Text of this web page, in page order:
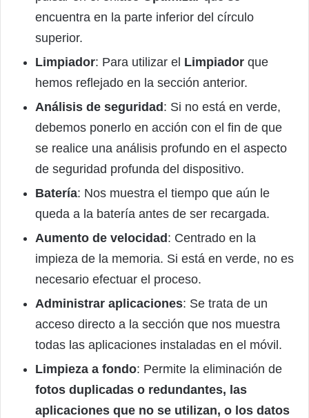
encuentra en la parte inferior del círculo
superior.
Limpiador: Para utilizar el Limpiador que
hemos reflejado en la sección anterior.
Análisis de seguridad: Si no está en verde,
debemos ponerlo en acción con el fin de que
se realice una análisis profundo en el aspecto
de seguridad profunda del dispositivo.
Batería: Nos muestra el tiempo que aún le
queda a la batería antes de ser recargada.
Aumento de velocidad: Centrado en la
impieza de la memoria. Si está en verde, no es
necesario efectuar el proceso.
Administrar aplicaciones: Se trata de un
acceso directo a la sección que nos muestra
todas las aplicaciones instaladas en el móvil.
Limpieza a fondo: Permite la eliminación de
fotos duplicadas o redundantes, las
aplicaciones que no se utilizan, o los datos